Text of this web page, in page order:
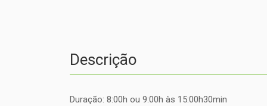
Descrição
Duração: 8:00h ou 9:00h às 15:00h30min